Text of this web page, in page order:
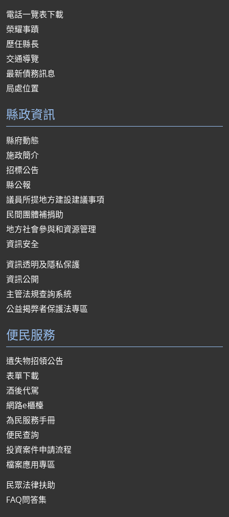
電話一覽表下載
榮耀事蹟
歷任縣長
交通導覽
最新債務訊息
局處位置
縣政資訊
縣府動態
施政簡介
招標公告
縣公報
議員所提地方建設建議事項
民間團體補捐助
地方社會參與和資源管理
資訊安全
資訊透明及隱私保護
資訊公開
主管法規查詢系統
公益揭弊者保護法專區
便民服務
遺失物招領公告
表單下載
酒後代駕
網路e櫃檯
為民服務手冊
便民查詢
投資案件申請流程
檔案應用專區
民眾法律扶助
FAQ問答集